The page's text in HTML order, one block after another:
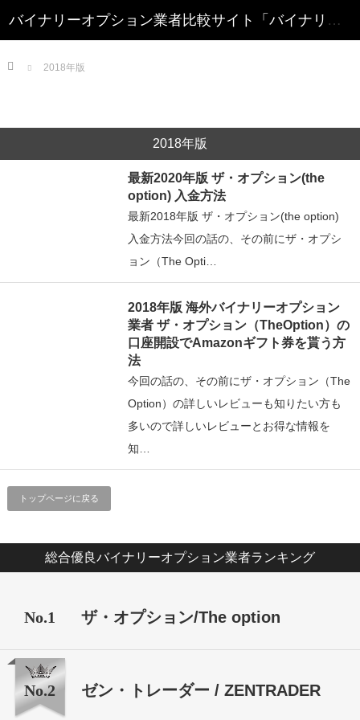
Home 2018年版
2018年版
最新2020年版 ザ・オプション(the
option) 入金方法
最新2018年版 ザ・オプション(the option)
入金方法今回の話の、その前にザ・オプシ
ョン（The Opti…
2018年版 海外バイナリーオプション
業者 ザ・オプション（TheOption）の
口座開設でAmazonギフト券を貰う方
法
今回の話の、その前にザ・オプション（The
Option）の詳しいレビューも知りたい方も
多いので詳しいレビューとお得な情報を
知…
トップページに戻る
総合優良バイナリーオプション業者ランキング
No.1 ザ・オプション/The option
No.2 ゼン・トレーダー / ZENTRADER